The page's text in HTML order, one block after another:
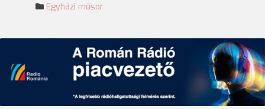
Egyházi műsor